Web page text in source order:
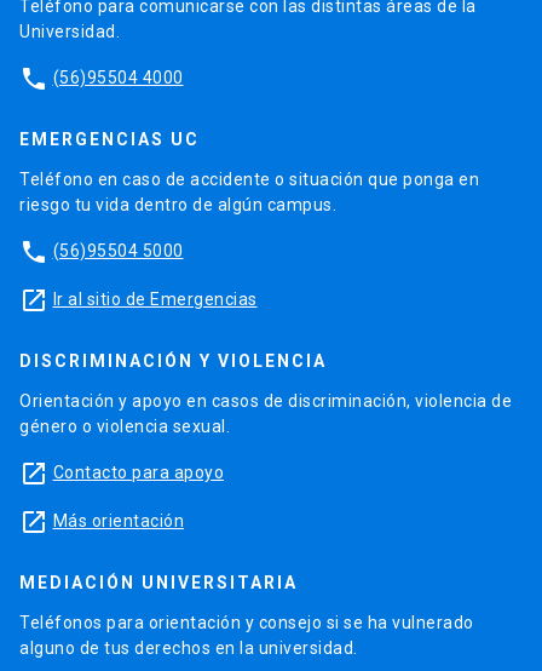
Teléfono para comunicarse con las distintas áreas de la
Universidad.
phone (56)95504 4000
EMERGENCIAS UC
Teléfono en caso de accidente o situación que ponga en
riesgo tu vida dentro de algún campus.
phone (56)95504 5000
launch Ir al sitio de Emergencias
DISCRIMINACIÓN Y VIOLENCIA
Orientación y apoyo en casos de discriminación, violencia de
género o violencia sexual.
launch Contacto para apoyo
launch Más orientación
MEDIACIÓN UNIVERSITARIA
Teléfonos para orientación y consejo si se ha vulnerado
alguno de tus derechos en la universidad.